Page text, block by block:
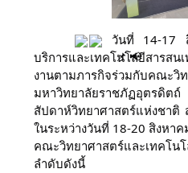
วันที่ 14-17
บริการและเทคโนโลยีสารสน
งานตามภารกิจร่วมกับคณะวิ
มหาวิทยาลัยราชภัฏอุตรดิ
สัปดาห์วิทยาศาสตร์แห่งชาติ
ในระหว่างวันที่ 18-20 สิงหา
คณะวิทยาศาสตร์และเทค
ลำดับดังนี้